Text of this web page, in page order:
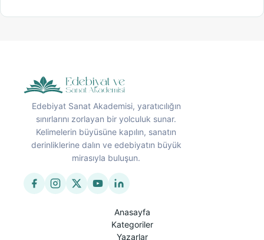
Edebiyat Sanat Akademisi, yaratıcılığın
sınırlarını zorlayan bir yolculuk sunar.
Kelimelerin büyüsüne kapılın, sanatın
derinliklerine dalın ve edebiyatın büyük
mirasıyla buluşun.
Anasayfa
Kategoriler
Yazarlar